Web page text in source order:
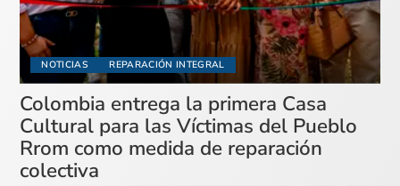
NOTICIAS REPARACIÓN INTEGRAL
Colombia entrega la primera Casa
Cultural para las Víctimas del Pueblo
Rrom como medida de reparación
colectiva